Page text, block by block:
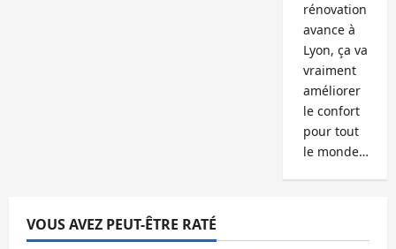
rénovation
avance à
Lyon, ça va
vraiment
améliorer
le confort
pour tout
le monde…
VOUS AVEZ PEUT-ÊTRE RATÉ